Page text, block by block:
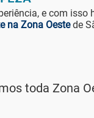
e com isso
na Zona Oestede
toda Zona